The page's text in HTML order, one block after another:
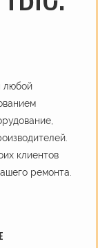
любой
клиентов
ремонта.